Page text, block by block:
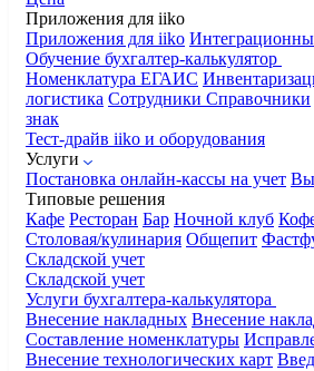
Приложения для iiko
Приложения для iiko
Обучение бухгалтер-калькулятор
Номенклатура ЕГАИС
логистика Сотрудники Справочники
знак
Тест-драйв iiko и оборудования
Услуги
Постановка онлайн-кассы на учет
Типовые решения
Кафе Ресторан Бар Ночной клуб
Столовая/кулинария Общепит
Складской учет
Складской учет
Услуги бухгалтера-калькулятора
Внесение накладных Внесение
Составление номенклатуры
Внесение технологических карт